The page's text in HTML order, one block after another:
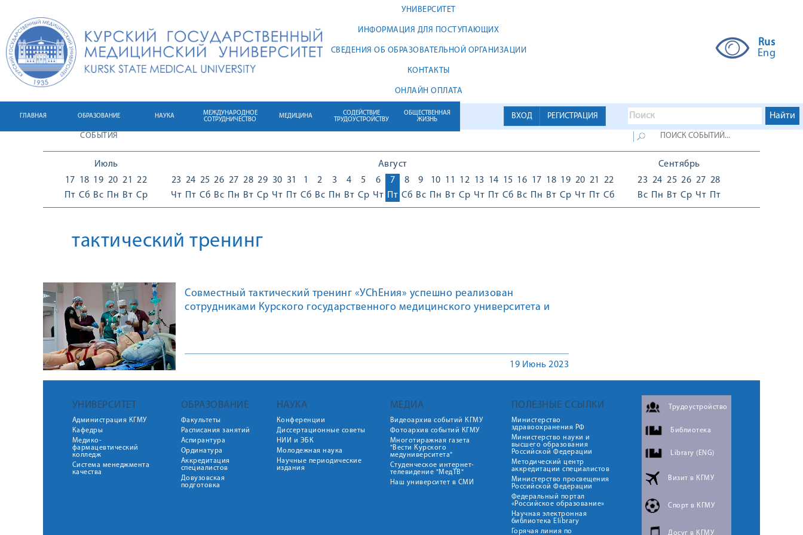
УНИВЕРСИТЕТ
ИНФОРМАЦИЯ ДЛЯ ПОСТУПАЮЩИХ
СВЕДЕНИЯ ОБ ОБРАЗОВАТЕЛЬНОЙ ОРГАНИЗАЦИИ
КОНТАКТЫ
ОНЛАЙН ОПЛАТА
Rus
Eng
ВХОД РЕГИСТРАЦИЯ
ГЛАВНАЯ ОБРАЗОВАНИЕ НАУКА
МЕЖДУНАРОДНОЕ
СОТРУДНИЧЕСТВО
МЕДИЦИНА
СОДЕЙСТВИЕ
ТРУДОУСТРОЙСТВУ
ОБЩЕСТВЕННАЯ
ЖИЗНЬ
СОБЫТИЯ
Июль
17
Пт
18
Сб
19
Вс
20
Пн
21
Вт
22
Ср
Август
23
Чт
24
Пт
25
Сб
26
Вс
27
Пн
28
Вт
29
Ср
30
Чт
31
Пт
1
Сб
2
Вс
3
Пн
4
Вт
5
Ср
6
Чт
7
Пт
8
Сб
9
Вс
10
Пн
11
Вт
12
Ср
13
Чт
14
Пт
15
Сб
16
Вс
17
Пн
18
Вт
19
Ср
20
Чт
21
Пт
22
Сб
Сентябрь
23
Вс
24
Пн
25
Вт
26
Ср
27
Чт
28
Пт
тактический тренинг
Совместный тактический тренинг «УChEния» успешно реализован
сотрудниками Курского государственного медицинского университета и
19 Июнь 2023
УНИВЕРСИТЕТ
Администрация КГМУ
Кафедры
Медико-
фармацевтический
колледж
Система менеджмента
качества
ОБРАЗОВАНИЕ
Факультеты
Расписания занятий
Аспирантура
Ординатура
Аккредитация
специалистов
Довузовская
подготовка
НАУКА
Конференции
Диссертационные советы
НИИ и ЭБК
Молодежная наука
Научные периодические
издания
МЕДИА
Видеоархив событий КГМУ
Фотоархив событий КГМУ
Многотиражная газета
"Вести Курского
медуниверситета"
Студенческое интернет-
телевидение "МедТВ"
Наш университет в СМИ
ПОЛЕЗНЫЕ ССЫЛКИ
Министерство
здравоохранения РФ
Министерство науки и
высшего образования
Российской Федерации
Методический центр
аккредитации специалистов
Министерство просвещения
Российской Федерации
Федеральный портал
«Российское образование»
Научная электронная
библиотека Elibrary
Горячая линия по
Трудоустройство
Библиотека
Library (ENG)
Визит в КГМУ
Спорт в КГМУ
Досуг в КГМУ